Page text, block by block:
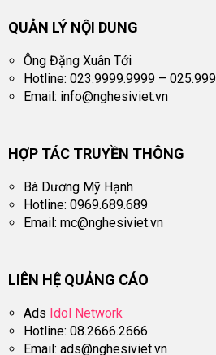
QUẢN LÝ NỘI DUNG
Ông Đặng Xuân Tới
Hotline: 023.9999.9999 –
Email: info@nghesiviet.vn
HỢP TÁC TRUYỀN THÔNG
Bà Dương Mỹ Hạnh
Hotline: 0969.689.689
Email:mc@nghesiviet.vn
LIÊN HỆ QUẢNG CÁO
Ads Idol Network
Hotline: 08.2666.2666
Email:ads@nghesiviet.vn